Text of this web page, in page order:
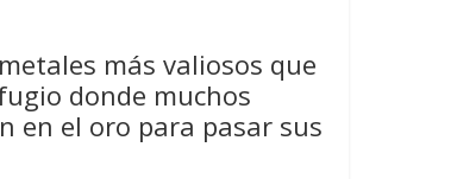
más valiosos que
donde muchos
en el oro para pasar sus